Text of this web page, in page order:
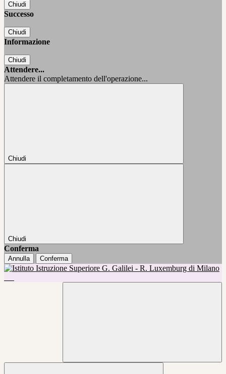
Chiudi
Successo
Chiudi
Informazione
Chiudi
Attendere...
Attendere il completamento dell'operazione...
Chiudi
Chiudi
Conferma
Annulla Conferma